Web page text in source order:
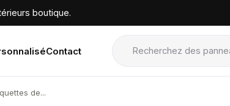
boutique.
Contact
de...